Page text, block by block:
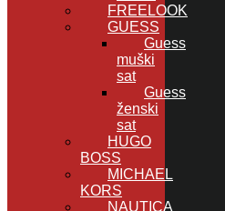
FREELOOK
GUESS
Guess
muški
sat
Guess
ženski
sat
HUGO
BOSS
MICHAEL
KORS
NAUTICA